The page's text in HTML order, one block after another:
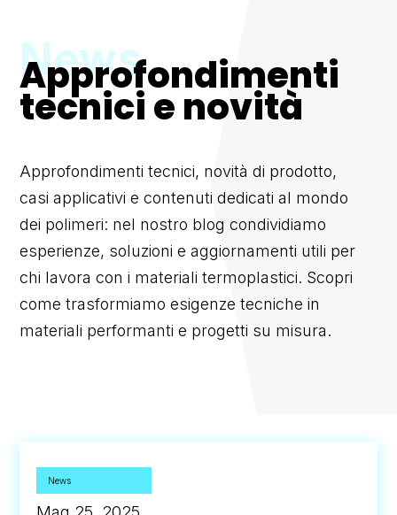
Approfondimenti
tecnici e novità
Approfondimenti tecnici, novità di prodotto,
casi applicativi e contenuti dedicati al mondo
dei polimeri: nel nostro blog condividiamo
esperienze, soluzioni e aggiornamenti utili per
chi lavora con i materiali termoplastici. Scopri
come trasformiamo esigenze tecniche in
materiali performanti e progetti su misura.
News